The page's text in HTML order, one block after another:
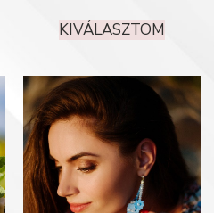
KIVÁLASZTOM